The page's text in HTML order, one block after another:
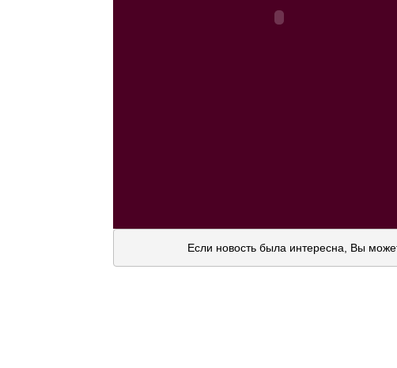
Если новость была интересна, Вы